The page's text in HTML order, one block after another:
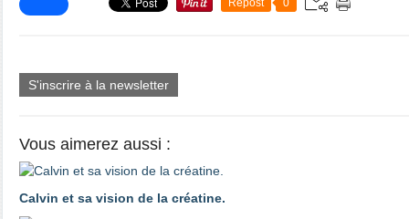
Repost 0
S'inscrire à la newsletter
Vous aimerez aussi :
Calvin et sa vision de la créatine.